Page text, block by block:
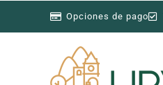
Opciones de pago